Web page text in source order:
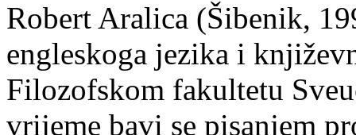
Robert Aralica (Šibenik,
engleskoga jezika i
Filozofskom fakultetu
vrijeme bavi se pisanjem